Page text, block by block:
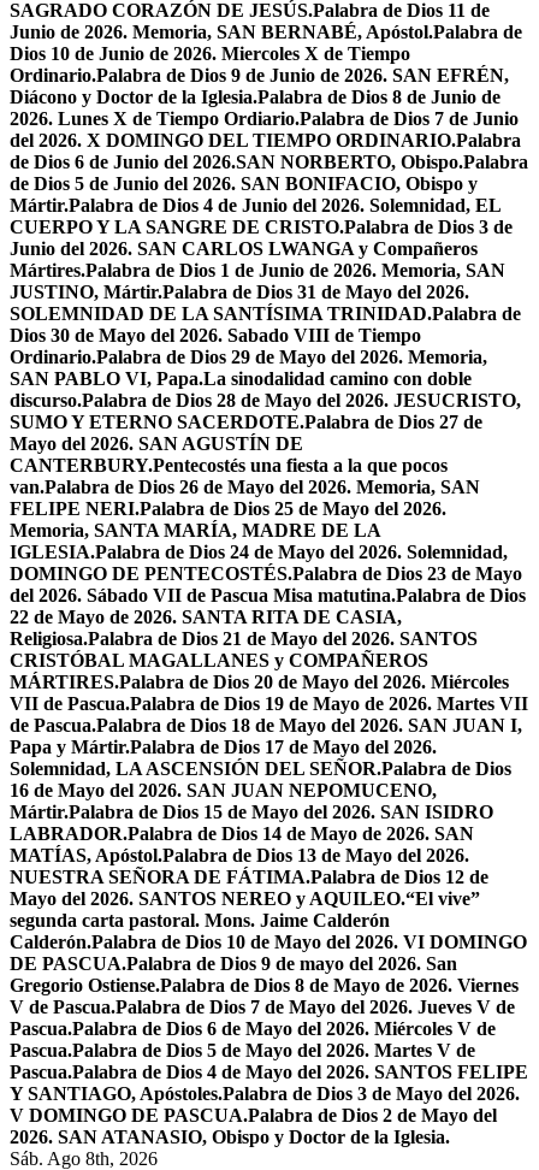
SAGRADO CORAZÓN DE JESÚS.Palabra de Dios 11 de
Junio de 2026. Memoria, SAN BERNABÉ, Apóstol.Palabra de
Dios 10 de Junio de 2026. Miercoles X de Tiempo
Ordinario.Palabra de Dios 9 de Junio de 2026. SAN EFRÉN,
Diácono y Doctor de la Iglesia.Palabra de Dios 8 de Junio de
2026. Lunes X de Tiempo Ordiario.Palabra de Dios 7 de Junio
del 2026. X DOMINGO DEL TIEMPO ORDINARIO.Palabra
de Dios 6 de Junio del 2026.SAN NORBERTO, Obispo.Palabra
de Dios 5 de Junio del 2026. SAN BONIFACIO, Obispo y
Mártir.Palabra de Dios 4 de Junio del 2026. Solemnidad, EL
CUERPO Y LA SANGRE DE CRISTO.Palabra de Dios 3 de
Junio del 2026. SAN CARLOS LWANGA y Compañeros
Mártires.Palabra de Dios 1 de Junio de 2026. Memoria, SAN
JUSTINO, Mártir.Palabra de Dios 31 de Mayo del 2026.
SOLEMNIDAD DE LA SANTÍSIMA TRINIDAD.Palabra de
Dios 30 de Mayo del 2026. Sabado VIII de Tiempo
Ordinario.Palabra de Dios 29 de Mayo del 2026. Memoria,
SAN PABLO VI, Papa.La sinodalidad camino con doble
discurso.Palabra de Dios 28 de Mayo del 2026. JESUCRISTO,
SUMO Y ETERNO SACERDOTE.Palabra de Dios 27 de
Mayo del 2026. SAN AGUSTÍN DE
CANTERBURY.Pentecostés una fiesta a la que pocos
van.Palabra de Dios 26 de Mayo del 2026. Memoria, SAN
FELIPE NERI.Palabra de Dios 25 de Mayo del 2026.
Memoria, SANTA MARÍA, MADRE DE LA
IGLESIA.Palabra de Dios 24 de Mayo del 2026. Solemnidad,
DOMINGO DE PENTECOSTÉS.Palabra de Dios 23 de Mayo
del 2026. Sábado VII de Pascua Misa matutina.Palabra de Dios
22 de Mayo de 2026. SANTA RITA DE CASIA,
Religiosa.Palabra de Dios 21 de Mayo del 2026. SANTOS
CRISTÓBAL MAGALLANES y COMPAÑEROS
MÁRTIRES.Palabra de Dios 20 de Mayo del 2026. Miércoles
VII de Pascua.Palabra de Dios 19 de Mayo de 2026. Martes VII
de Pascua.Palabra de Dios 18 de Mayo del 2026. SAN JUAN I,
Papa y Mártir.Palabra de Dios 17 de Mayo del 2026.
Solemnidad, LA ASCENSIÓN DEL SEÑOR.Palabra de Dios
16 de Mayo del 2026. SAN JUAN NEPOMUCENO,
Mártir.Palabra de Dios 15 de Mayo del 2026. SAN ISIDRO
LABRADOR.Palabra de Dios 14 de Mayo de 2026. SAN
MATÍAS, Apóstol.Palabra de Dios 13 de Mayo del 2026.
NUESTRA SEÑORA DE FÁTIMA.Palabra de Dios 12 de
Mayo del 2026. SANTOS NEREO y AQUILEO.“El vive”
segunda carta pastoral. Mons. Jaime Calderón
Calderón.Palabra de Dios 10 de Mayo del 2026. VI DOMINGO
DE PASCUA.Palabra de Dios 9 de mayo del 2026. San
Gregorio Ostiense.Palabra de Dios 8 de Mayo de 2026. Viernes
V de Pascua.Palabra de Dios 7 de Mayo del 2026. Jueves V de
Pascua.Palabra de Dios 6 de Mayo del 2026. Miércoles V de
Pascua.Palabra de Dios 5 de Mayo del 2026. Martes V de
Pascua.Palabra de Dios 4 de Mayo del 2026. SANTOS FELIPE
Y SANTIAGO, Apóstoles.Palabra de Dios 3 de Mayo del 2026.
V DOMINGO DE PASCUA.Palabra de Dios 2 de Mayo del
2026. SAN ATANASIO, Obispo y Doctor de la Iglesia.
Sáb. Ago 8th, 2026